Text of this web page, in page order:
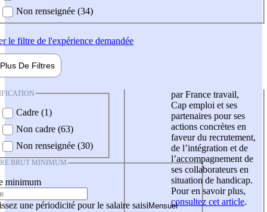
Non renseignée (34)
le filtre de l'expérience demandée
Plus De Filtres
Cadre (1)
Non cadre (63)
Non renseignée (30)
BRUT MINIMUM
minimum
une périodicité pour le salaire saisi
par France travail,
Cap emploi et ses
partenaires pour ses
actions concrètes en
faveur du recrutement,
de l’intégration et de
l’accompagnement de
ses collaborateurs en
situation de handicap.
Pour en savoir plus,
consultez cet article.